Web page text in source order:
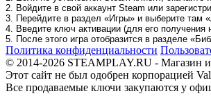
2. Войдите в свой аккаунт Steam или
3. Перейдите в раздел «Игры» и выберите там
4. Введите ключ активации (для его получения
5. После этого игра отобразится в разделе
Политика конфиденциальности
© 2014-2026 STEAMPLAY.RU - Магазин
Этот сайт не был одобрен корпорацией
Все продаваемые ключи закупаются у